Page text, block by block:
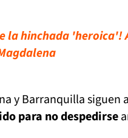
la hinchada
y Barranquilla siguen
para no despedirse